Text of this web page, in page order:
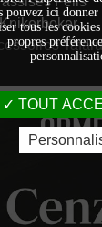
pouvez ici
tous les
propres
TOUT